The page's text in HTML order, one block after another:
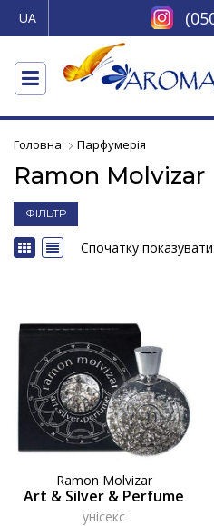
UA
Головна Парфумерія
Ramon Molvizar
ФІЛЬТР
Спочатку показувати:
Ramon Molvizar
Art & Silver & Perfume
унісекс